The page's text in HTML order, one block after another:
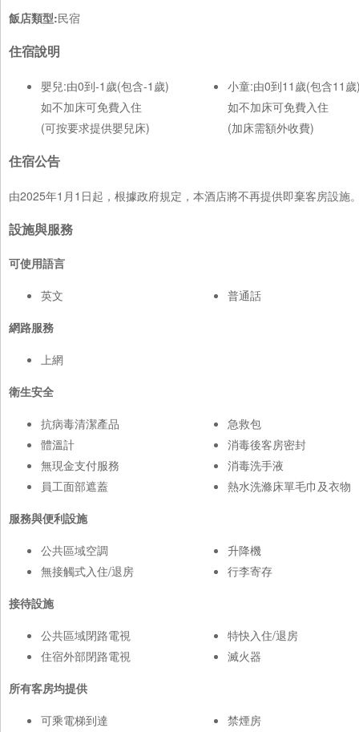
飯店類型:民宿
住宿說明
嬰兒:由0到-1歲(包含-1歲)
如不加床可免費入住
(可按要求提供嬰兒床)
小童:由0到11歲(包含11
如不加床可免費入住
(加床需額外收費)
住宿公告
由2025年1月1日起，根據政府規定，本酒店將不再提供即棄客房設
設施與服務
可使用語言
英文
普通話
網路服務
上網
衛生安全
抗病毒清潔產品
體溫計
無現金支付服務
員工面部遮蓋
急救包
消毒後客房密封
消毒洗手液
熱水洗滌床單毛巾及衣物
服務與便利設施
公共區域空調
無接觸式入住/退房
升降機
行李寄存
接待設施
公共區域閉路電視
住宿外部閉路電視
特快入住/退房
滅火器
所有客房均提供
可乘電梯到達
禁煙房